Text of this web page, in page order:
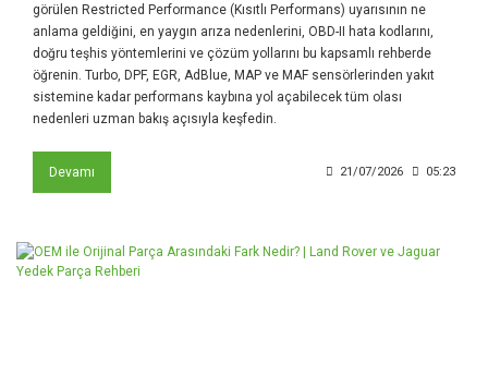
görülen Restricted Performance (Kısıtlı Performans) uyarısının ne
anlama geldiğini, en yaygın arıza nedenlerini, OBD-II hata kodlarını,
doğru teşhis yöntemlerini ve çözüm yollarını bu kapsamlı rehberde
öğrenin. Turbo, DPF, EGR, AdBlue, MAP ve MAF sensörlerinden yakıt
sistemine kadar performans kaybına yol açabilecek tüm olası
nedenleri uzman bakış açısıyla keşfedin.
Devamı 21/07/2026 05:23